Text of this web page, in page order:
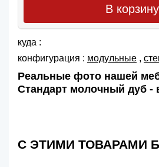
В корзину
куда :
конфигурация : модульные ,
Реальные фото нашей
Стандарт молочный дуб -
С ЭТИМИ ТОВАРАМИ